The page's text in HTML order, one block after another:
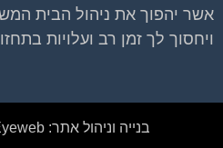
אשר יהפוך את ניהול הבית
ויחסוך לך זמן רב ועלויות
בנייה וניהול אתר: Eyeweb שיווק באינטרנט .